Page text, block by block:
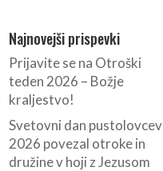
Najnovejši prispevki
Prijavite se na Otroški
teden 2026 – Božje
kraljestvo!
Svetovni dan pustolovcev
2026 povezal otroke in
družine v hoji z Jezusom